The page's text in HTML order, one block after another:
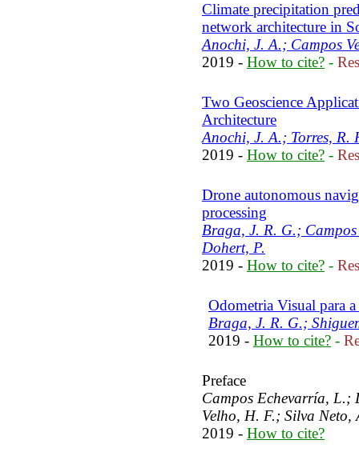
Climate precipitation
network architecture in
Anochi, J. A.; Campos
2019 - How to cite? -
Two Geoscience
Architecture
Anochi, J. A.; Torres, R.
2019 - How to cite? -
Drone autonomous
processing
Braga, J. R. G.;
Dohert, P.
2019 - How to cite? -
Odometria Visual para
Braga, J. R. G.;
2019 - How to cite? -
Preface
Campos Echevarría, L.;
Velho, H. F.; Silva Neto,
2019 - How to cite?